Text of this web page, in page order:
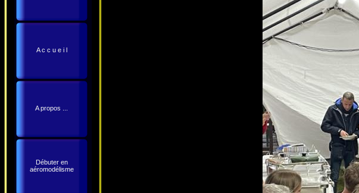
A c c u e i l
A propos ...
Débuter en
aéromodélisme